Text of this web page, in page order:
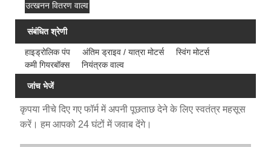
उत्खनन वितरण वाल्व
संबंधित श्रेणी
हाइड्रोलिक पंप अंतिम ड्राइव / यात्रा मोटर्स
स्विंग मोटर्स
कमी गियरबॉक्स
नियंत्रक वाल्व
जांच भेजें
कृपया नीचे दिए गए फॉर्म में अपनी पूछताछ देने के लिए स्वतंत्र महसूस
करें। हम आपको 24 घंटों में जवाब देंगे।